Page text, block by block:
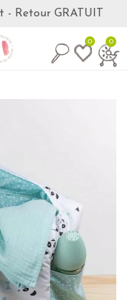
Retour GRATUIT
0 0